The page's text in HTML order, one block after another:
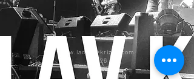
www.ladislavkrizek.com
©2026